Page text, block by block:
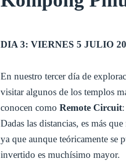
DIA 3: VIERNES 5 JULIO
En nuestro tercer día de
visitar algunos de los templos
conocen comoRemote Circuit
Dadas las distancias, es más
ya que aunque teóricamente se
invertido es muchísimo mayor.